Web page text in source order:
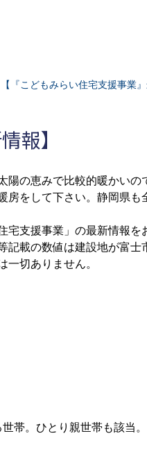
『こどもみらい住宅支援事業』
報】
の恵みで比較的暖かいの
をして下さい。静岡県
支援事業」の最新情報
載の数値は建設地が富
一切ありません。
帯。ひとり親世帯も該当。